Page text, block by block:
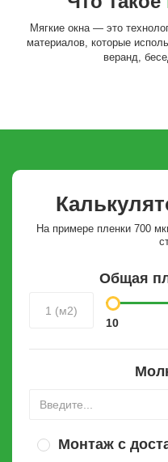
Мягкие окна — это
материалов, которые
веранд,
На примере пленки 700
Общая
10
Монтаж с